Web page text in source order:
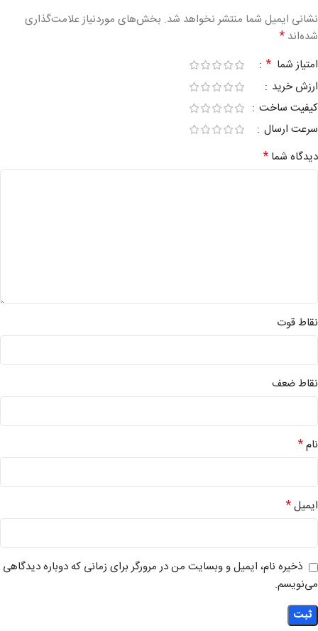
نشانی ایمیل شما منتشر نخواهد شد. بخش‌های موردنیاز علامت‌گذاری
شده‌اند *
امتیاز شما *
ارزش خرید
کیفیت ساخت
سرعت ارسال
دیدگاه شما *
نقاط قوت
نقاط ضعف
نام*
ایمیل*
ذخیره نام، ایمیل و وبسایت من در مرورگر برای زمانی که دوباره دیدگاهی
می‌نویسم.